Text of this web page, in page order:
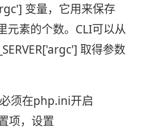
变量，它用来保存
元素的个数。CLI可以从
取得参数
须在php.ini开启
项，设置